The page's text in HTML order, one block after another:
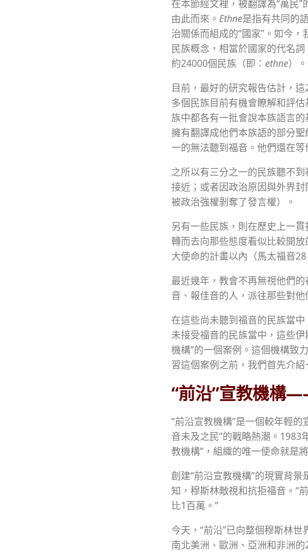
在本節經文裡，被翻譯為“萬民
由此而來。 Ethne是指有共同的
治關係而組成的“國家”。如今
民族概念，相當於國家的代名
約24000個民族（即： ethne）。
目前，最好的研究報告估計，
多個民族目前有機會瞭解和評
族中都各有一批會說本族語言
擁有翻譯成他們本族語的部分
一的無法聽到福音。他們還在等
之所以有三分之一的民族聽不
接近；或者因政治原因與外界
被政治強權剝奪了發言權）。
另有一些民族，則在歷史上一
轉而去向那些態度看似比較開
大使命的計畫以內（馬太福音28
最近幾年，教會不再無視他們
音、報佳音的人，派往那些對
在這些尚未聽到福音的民族當
未接受福音的民族當中，這些
機構”的一個案例。這個機構致
習這個案例之前，我們首先介
“前沿”宣教機構
“前沿宣教機構”是一個較年輕
音未及之民”的戰略熱潮。1983
教機構”，組織的唯一使命就是
創建“前沿宣教機構”的現實背
知，穆斯林敵視和抗拒福音。“
比1百萬。”
今天，“前沿”已向整個穆斯林
南北美洲、歐洲、亞洲和非洲